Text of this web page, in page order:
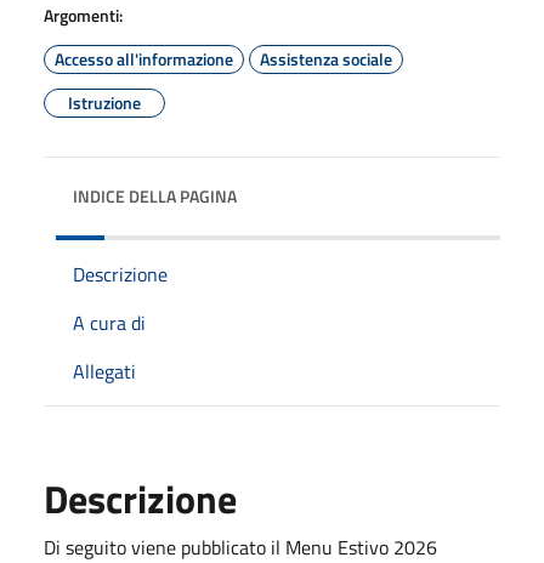
Argomenti:
Accesso all'informazione
Assistenza sociale
Istruzione
INDICE DELLA PAGINA
Descrizione
A cura di
Allegati
Descrizione
Di seguito viene pubblicato il Menu Estivo 2026